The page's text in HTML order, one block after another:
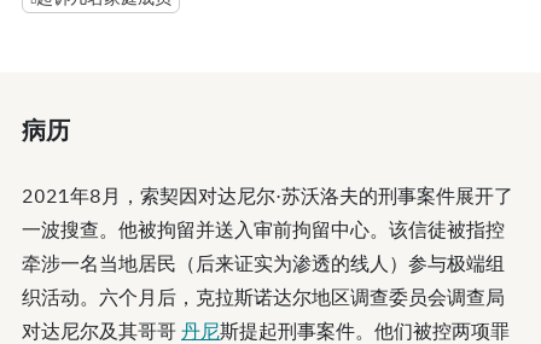
病历
2021年8月，索契因对达尼尔·苏沃洛夫的刑事案件展开了
一波搜查。他被拘留并送入审前拘留中心。该信徒被指控
牵涉一名当地居民（后来证实为渗透的线人）参与极端组
织活动。六个月后，克拉斯诺达尔地区调查委员会调查局
对达尼尔及其哥哥 丹尼斯提起刑事案件。他们被控两项罪